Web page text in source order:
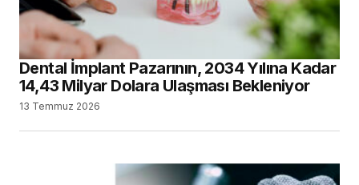
Dental İmplant Pazarının, 2034 Yılına Kadar
14,43 Milyar Dolara Ulaşması Bekleniyor
13 Temmuz 2026